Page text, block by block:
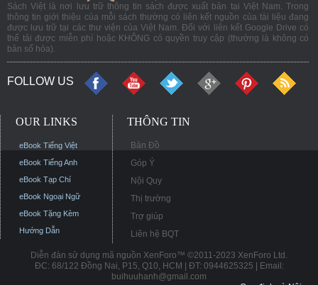
Sách Việt là nơi lưu trữ thông tin sách được xuất bản tại Việt Nam. Trong
thông tin giới thiệu của mỗi sách thường có liên kết nguồn của tài liệu đang
được lưu trữ tại các thư viện của Việt Nam. Đối với liên kết Google Drive có
thể tải được miễn phí hoặc KHÔNG có quyền truy cập (thường là không có
bản số hóa).
FOLLOW US
OUR LINKS
eBook Tiếng Việt
eBook Tiếng Anh
eBook Tạp Chí
eBook Ngoại Ngữ
eBook Tặng Kèm
Hướng Dẫn
THÔNG TIN
Bản Đồ
Góp Ý
Nội Quy
Thị trường
Trợ giúp
Liên hệ BQT
Diễn đàn sử dụng mã nguồn XenForo™ ©2011-2023 XenForo Ltd.
ĐC: 68/122 Đồng Nai, P15, Q10, HCM | ĐT: 0944625325 | Email:
buihuuhanh@gmail.com